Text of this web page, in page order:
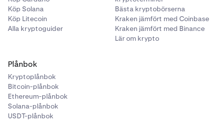
Köp Solana
Köp Litecoin
Alla kryptoguider
Bästa kryptobörserna
Kraken jämfört med Coinbase
Kraken jämfört med Binance
Lär om krypto
Plånbok
Kryptoplånbok
Bitcoin-plånbok
Ethereum-plånbok
Solana-plånbok
USDT-plånbok